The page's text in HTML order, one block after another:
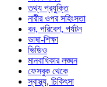
তথ্য প্রযুক্তি
নারীর ওপর সহিংসতা
বন, পরিবেশ, পর্যটন
ভাষা-শিক্ষা
ভিডিও
মানবাধিকার লঙ্ঘন
ফেসবুক থেকে
স্বাস্থ্য, চিকিৎসা